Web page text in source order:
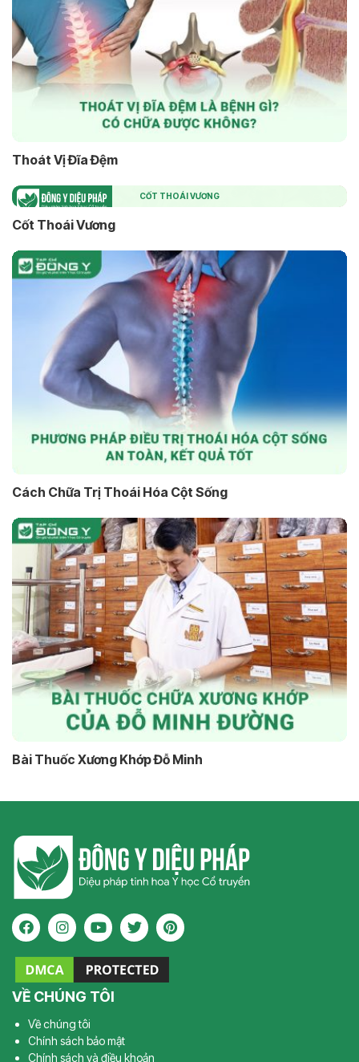
Thoát Vị Đĩa Đệm
CỐT THOÁI VƯƠNG
Cốt Thoái Vương
Cách Chữa Trị Thoái Hóa Cột Sống
Bài Thuốc Xương Khớp Đỗ Minh
VỀ CHÚNG TÔI
Về chúng tôi
Chính sách bảo mật
Chính sách và điều khoản